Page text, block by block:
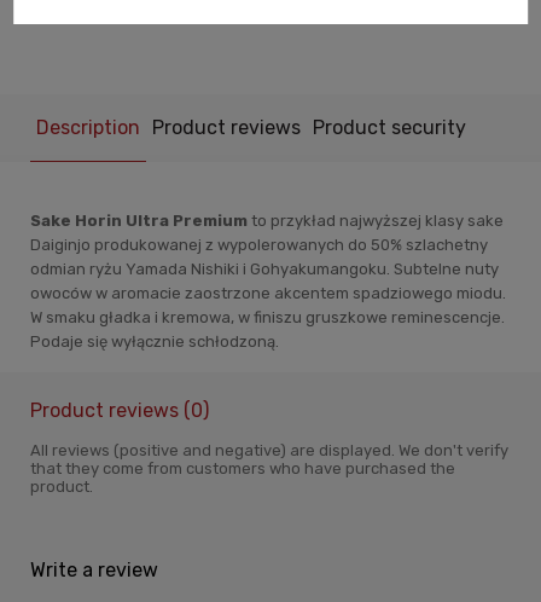
Description Product reviews Product security
Sake Horin Ultra Premium to przykład najwyższej klasy sake
Daiginjo produkowanej z wypolerowanych do 50% szlachetny
odmian ryżu Yamada Nishiki i Gohyakumangoku. Subtelne nuty
owoców w aromacie zaostrzone akcentem spadziowego miodu.
W smaku gładka i kremowa, w finiszu gruszkowe reminescencje.
Podaje się wyłącznie schłodzoną.
Product reviews (0)
All reviews (positive and negative) are displayed. We don't verify
that they come from customers who have purchased the
product.
Write a review